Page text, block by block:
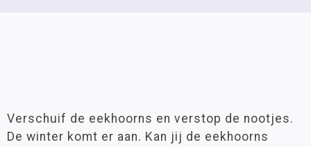
Verschuif de eekhoorns en verstop de nootjes.
De winter komt er aan. Kan jij de eekhoorns